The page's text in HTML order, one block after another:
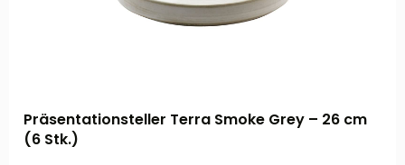
Präsentationsteller Terra Smoke Grey – 26 cm
(6 Stk.)